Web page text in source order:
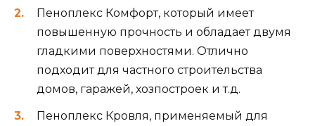
Пеноплекс Комфорт, который имеет
повышенную прочность и обладает двумя
гладкими поверхностями. Отлично
подходит для частного строительства
домов, гаражей, хозпостроек и т.д.
Пеноплекс Кровля, применяемый для